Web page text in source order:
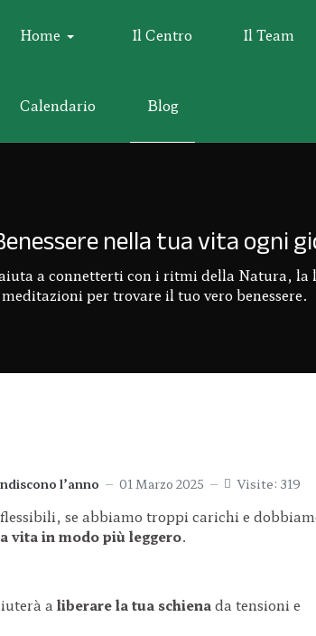
Home Il Centro Il Team
Calendario Blog
nella tua vita ogni
a connetterti con i ritmi della Natura, la
per trovare il tuo vero benessere.
l’anno 01 Marzo 2025 Visite: 319
se abbiamo troppi carichi e
vita in modo più leggero.
a liberare la tua schienada tensioni e